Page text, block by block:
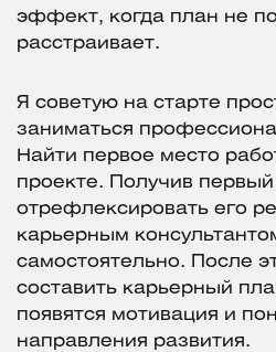
эффект, когда план не
расстраивает.
Я советую на старте
заниматься
Найти первое место
проекте. Получив
отрефлексировать его
карьерным
самостоятельно. После
составить карьерный
появятся мотивация и
направления развития.